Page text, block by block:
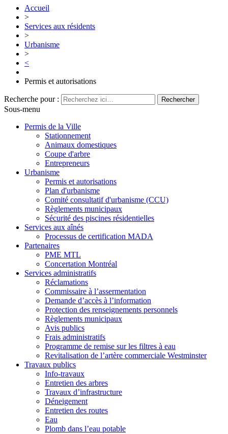
Accueil
>
Services aux résidents
>
Urbanisme
>
<
Permis et autorisations
Recherche pour :
Sous-menu
Permis de la Ville
Stationnement
Animaux domestiques
Coupe d'arbre
Entrepreneurs
Urbanisme
Permis et autorisations
Plan d'urbanisme
Comité consultatif d'urbanisme (CCU)
Règlements municipaux
Sécurité des piscines résidentielles
Services aux aînés
Processus de certification MADA
Partenaires
PME MTL
Concertation Montréal
Services administratifs
Réclamations
Commissaire à l’assermentation
Demande d’accès à l’information
Protection des renseignements personnels
Règlements municipaux
Avis publics
Frais administratifs
Programme de remise sur les filtres à eau
Revitalisation de l’artère commerciale Westminster
Travaux publics
Info-travaux
Entretien des arbres
Travaux d’infrastructure
Déneigement
Entretien des routes
Eau
Plomb dans l’eau potable